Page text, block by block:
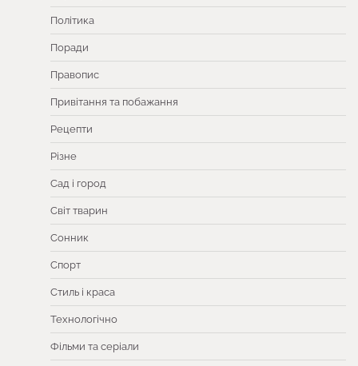
Політика
Поради
Правопис
Привітання та побажання
Рецепти
Різне
Сад і город
Світ тварин
Сонник
Спорт
Стиль і краса
Технологічно
Фільми та серіали